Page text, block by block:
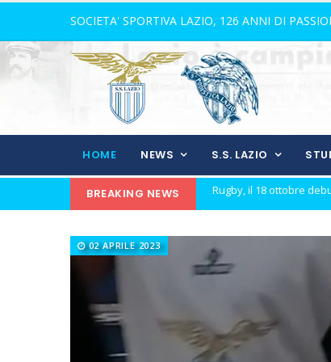
SOCIETA' SPORTIVA LAZIO, 126 ANNI DI
HOME NEWS S.S. LAZIO
BREAKING NEWS Calcio a 5 femminile,
21 anni senza Bomber
Elite, ecco il calendario
Elite maschile: ecco le
Ecco De Souza, laterale
02 APRILE 2023